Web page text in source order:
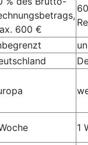
600 €
1